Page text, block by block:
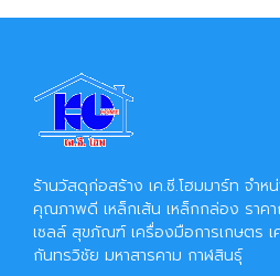
ร้านวัสดุก่อสร้าง เค.ซี.โฮมมาร์ท จำ
คุณภาพดี เหล็กเส้น เหล็กกล่อง ราค
เซลล์ สุขภัณฑ์ เครื่องมือการเกษตร
กันทรวิชัย มหาสารคาม กาฬสินธุ์